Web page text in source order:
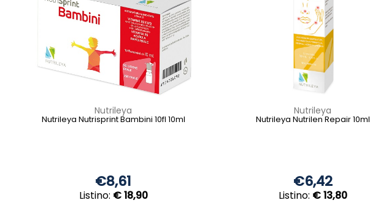
Nutrileya
Nutrileya Nutrisprint Bambini 10fl 10ml
€8,61
Listino: € 18,90
Nutrileya
Nutrileya Nutrilen Repair 10ml
€6,42
Listino: € 13,80